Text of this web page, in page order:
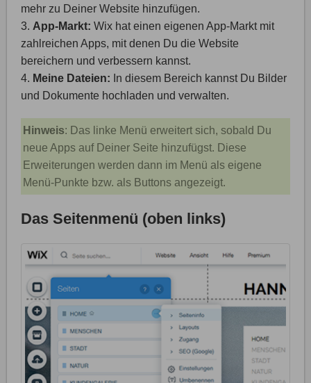
mehr zu Deiner Website hinzufügen.
3. App-Markt: Wix hat einen eigenen App-Markt mit
zahlreichen Apps, mit denen Du die Website
bereichern und verbessern kannst.
4. Meine Dateien: In diesem Bereich kannst Du Bilder
und Dokumente hochladen und verwalten.
Hinweis: Das linke Menü erweitert sich, sobald Du
neue Apps auf Deiner Seite hinzufügst. Diese
Erweiterungen werden dann im Menü als eigene
Menü-Punkte bzw. als Buttons angezeigt.
Das Seitenmenü (oben links)